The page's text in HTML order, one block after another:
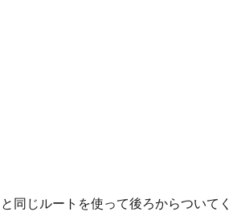
同じルートを使って後ろからついて